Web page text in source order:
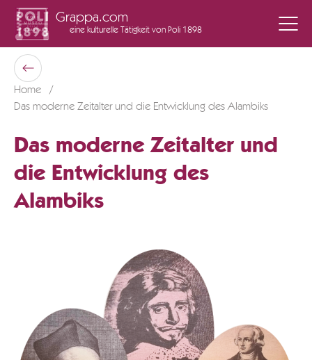
Grappa.com
eine kulturelle Tätigkeit von Poli 1898
Poli Museo Della Grappa
Zurück
Home
Das moderne Zeitalter und die Entwicklung des Alambiks
Das moderne Zeitalter und
die Entwicklung des
Alambiks